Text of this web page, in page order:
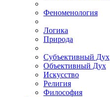
Феноменология
Логика
Природа
Субъективный Дух
Объективный Дух
Искусство
Религия
Философия